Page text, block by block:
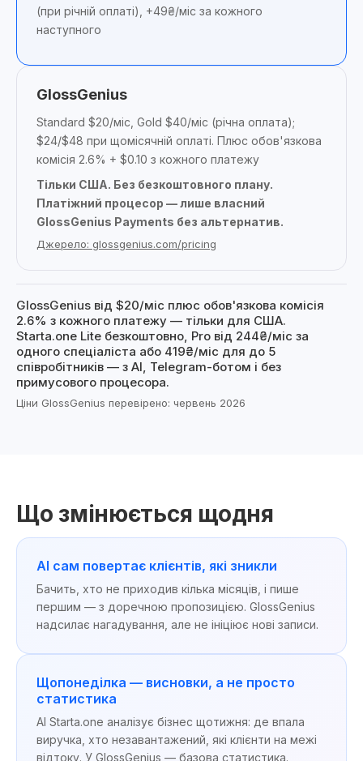
(при річній оплаті), +49₴/міс за кожного
наступного
GlossGenius
Standard $20/міс, Gold $40/міс (річна оплата);
$24/$48 при щомісячній оплаті. Плюс обов'язкова
комісія 2.6% + $0.10 з кожного платежу
Тільки США. Без безкоштовного плану.
Платіжний процесор — лише власний
GlossGenius Payments без альтернатив.
Джерело: glossgenius.com/pricing
GlossGenius від $20/міс плюс обов'язкова комісія
2.6% з кожного платежу — тільки для США.
Starta.one Lite безкоштовно, Pro від 244₴/міс за
одного спеціаліста або 419₴/міс для до 5
співробітників — з AI, Telegram-ботом і без
примусового процесора.
Ціни GlossGenius перевірено: червень 2026
Що змінюється щодня
AI сам повертає клієнтів, які зникли
Бачить, хто не приходив кілька місяців, і пише
першим — з доречною пропозицією. GlossGenius
надсилає нагадування, але не ініціює нові записи.
Щопонеділка — висновки, а не просто
статистика
AI Starta.one аналізує бізнес щотижня: де впала
виручка, хто незавантажений, які клієнти на межі
відтоку. У GlossGenius — базова статистика.